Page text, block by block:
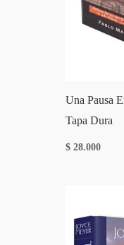
Una Pausa
Tapa Dura
$ 28.000